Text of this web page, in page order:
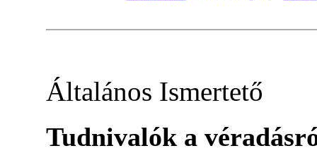
Általános Ismertető
Tudnivalók a